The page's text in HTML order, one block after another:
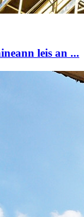
leis an ...